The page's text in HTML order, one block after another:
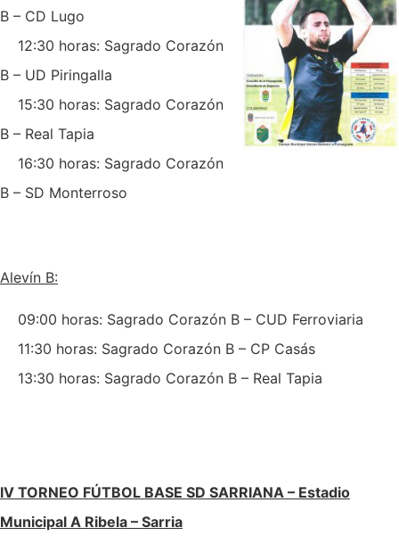
B – CD Lugo
12:30 horas: Sagrado Corazón
B – UD Piringalla
15:30 horas: Sagrado Corazón
B – Real Tapia
16:30 horas: Sagrado Corazón
B – SD Monterroso
Alevín B:
09:00 horas: Sagrado Corazón B – CUD Ferroviaria
11:30 horas: Sagrado Corazón B – CP Casás
13:30 horas: Sagrado Corazón B – Real Tapia
IV TORNEO FÚTBOL BASE SD SARRIANA – Estadio
Municipal A Ribela – Sarria